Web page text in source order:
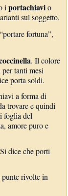
iportachiavio
sul soggetto.
fortuna”,
. Il colore
tanti mesi
porta soldi.
a forma di
trovare e quindi
foglia del
amore puro e
dice che porti
punte rivolte in